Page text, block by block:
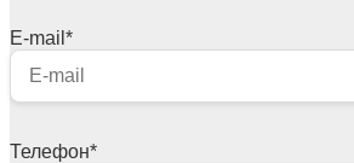
E-mail *
Телефон*